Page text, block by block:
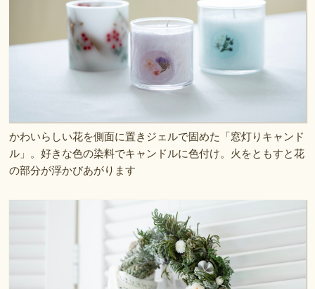
かわいらしい花を側面に置きジェルで固めた「窓灯りキャンド
ル」。好きな色の染料でキャンドルに色付け。火をともすと花
の部分が浮かびあがります